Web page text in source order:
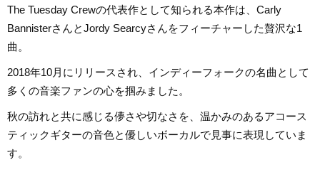
The Tuesday Crewの代表作として知られる本作は、Carly
BannisterさんとJordy Searcyさんをフィーチャーした贅沢な1
曲。
2018年10月にリリースされ、インディーフォークの名曲として
多くの音楽ファンの心を掴みました。
秋の訪れと共に感じる儚さや切なさを、温かみのあるアコース
ティックギターの音色と優しいボーカルで見事に表現していま
す。